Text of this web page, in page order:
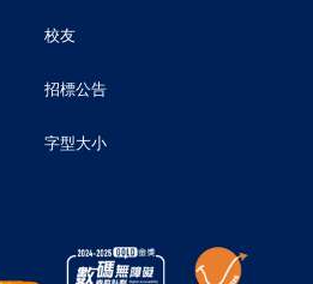
校友
招標公告
字型大小